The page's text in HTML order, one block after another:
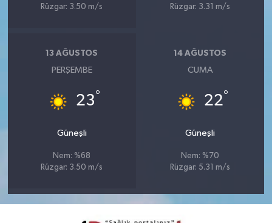
Rüzgar: 3.50 m/s
Rüzgar: 3.31 m/s
13 AĞUSTOS
PERŞEMBE
23°
Güneşli
Nem: %68
Rüzgar: 3.50 m/s
14 AĞUSTOS
CUMA
22°
Güneşli
Nem: %70
Rüzgar: 5.31 m/s